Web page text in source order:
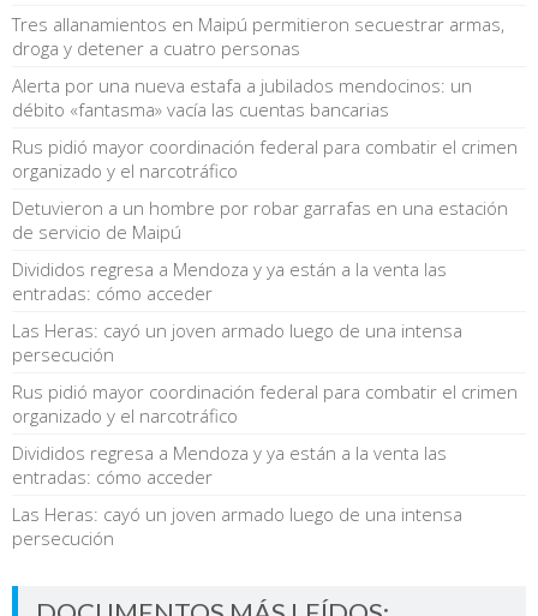
Tres allanamientos en Maipú permitieron secuestrar armas,
droga y detener a cuatro personas
Alerta por una nueva estafa a jubilados mendocinos: un
débito «fantasma» vacía las cuentas bancarias
Rus pidió mayor coordinación federal para combatir el crimen
organizado y el narcotráfico
Detuvieron a un hombre por robar garrafas en una estación
de servicio de Maipú
Divididos regresa a Mendoza y ya están a la venta las
entradas: cómo acceder
Las Heras: cayó un joven armado luego de una intensa
persecución
Rus pidió mayor coordinación federal para combatir el crimen
organizado y el narcotráfico
Divididos regresa a Mendoza y ya están a la venta las
entradas: cómo acceder
Las Heras: cayó un joven armado luego de una intensa
persecución